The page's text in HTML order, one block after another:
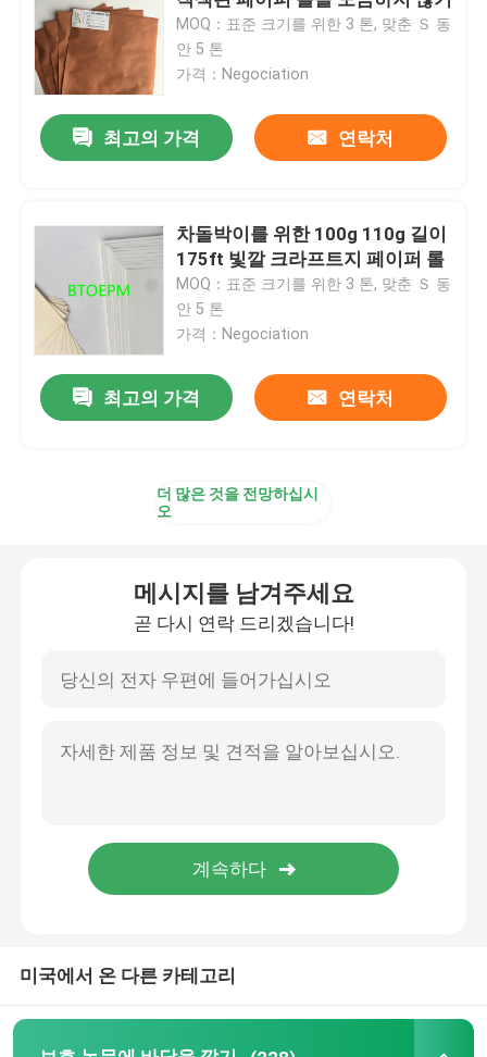
일시적 보호하는 바닥 덮개
검은 마분지 종이
포장롤 용지
검은 코트지
착색된 페이퍼 롤
석고 석고 분말
일시적 바닥 보호
MOQ：표준 크기를 위한 3 톤, 맞춘 Ｓ 동
안 5 톤
가격：Negociation
최고의 가격 연락처
차돌박이를 위한 100g 110g 길이
175ft 빛깔 크라프트지 페이퍼 롤
MOQ：표준 크기를 위한 3 톤, 맞춘 Ｓ 동
안 5 톤
가격：Negociation
최고의 가격 연락처
더 많은 것을 전망하십시
오
메시지를 남겨주세요
곧 다시 연락 드리겠습니다!
미국에서 온 다른 카테고리